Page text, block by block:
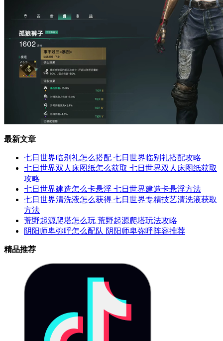
最新文章
七日世界临别礼怎么搭配 七日世界临别礼搭配攻略
七日世界双人床图纸怎么获取 七日世界双人床图纸获取
攻略
七日世界建造怎么卡悬浮 七日世界建造卡悬浮方法
七日世界清洗液怎么获得 七日世界专精技艺清洗液获取
方法
荒野起源爬塔怎么玩 荒野起源爬塔玩法攻略
阴阳师卑弥呼怎么配队 阴阳师卑弥呼阵容推荐
精品推荐